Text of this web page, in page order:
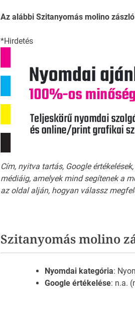
Az alábbi Szitanyomás molino
*Hirdetés
Cím, nyitva tartás, Google
médiáig, amelyek mind segítenek a
az oldal alján, hogyan válassz
Szitanyomás molino
Nyomdai kategória:
Google értékelése: n.a.